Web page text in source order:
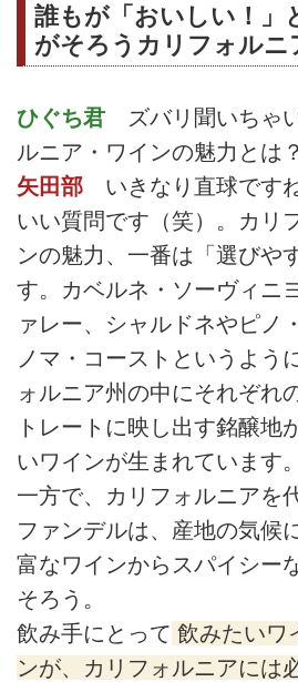
誰もが「おいしい！」
がそろうカリフォルニ
ひぐち君 ズバリ聞いちゃ
ルニア・ワインの魅力とは？
矢田部 いきなり直球です
いい質問です（笑）。カリ
ンの魅力、一番は「選びや
す。カベルネ・ソーヴィニ
ァレー、シャルドネやピノ
ノマ・コーストというよう
ォルニア州の中にそれぞれ
トレートに映し出す銘醸地
いワインが生まれています。
一方で、カリフォルニアを
ファンデルは、産地の気候
富なワインからスパイシー
そろう。
飲み手にとって 飲みたいワ
ンが、カリフォルニアには